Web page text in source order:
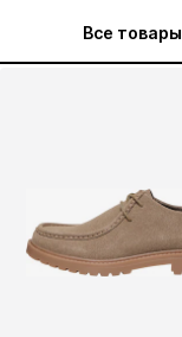
Все товары